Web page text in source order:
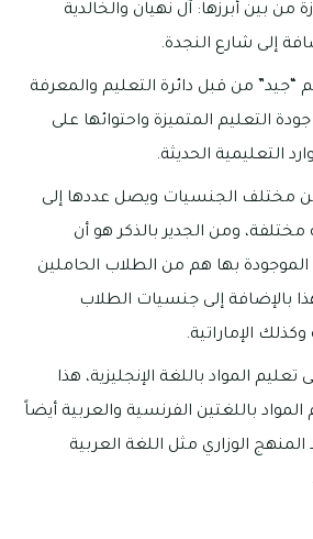
من بين أبرزها: آل نهيان والخالدية
إلى شارع النجدة.
“جيد” من قبل دائرة التعليم والمعرفة
التعليم المتميزة واحتوائها على
التعليمية الحديثة.
مختلف الجنسيات ويصل عددها إلى
جنسية مختلفة، ومن الجدير بالذكر هو أن
بها هم من الطلاب الحاملين
بالإضافة إلى جنسيات الطلاب
الإماراتية.
المواد باللغة الإنجليزية، هذا
المواد باللغتين الفرنسية والعربية أيضاً
الوزاري مثل اللغة العربية